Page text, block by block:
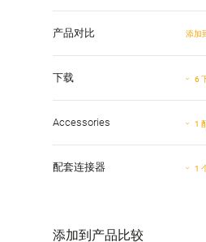
产品对比 添加
下载 6
Accessories 1
配套连接器 1
添加到产品比较